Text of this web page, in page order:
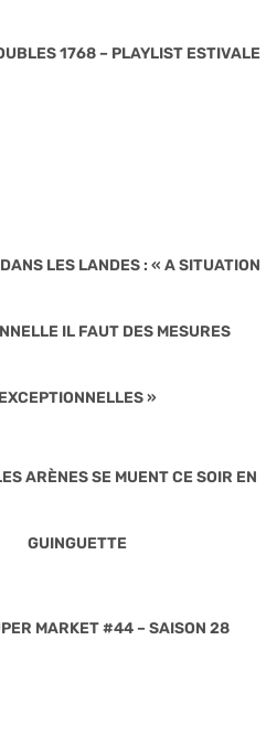
1768 – PLAYLIST ESTIVALE
LES LANDES : « A SITUATION
IL FAUT DES MESURES
EXCEPTIONNELLES »
ARÈNES SE MUENT CE SOIR EN
GUINGUETTE
MARKET #44 – SAISON 28